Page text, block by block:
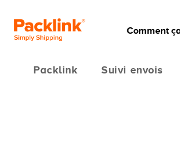
Comment
Packlink Suivi envois